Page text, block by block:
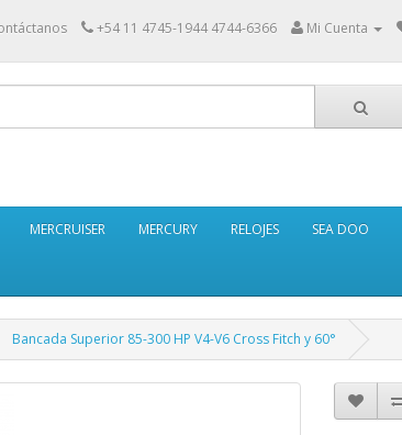
+54 11 4745-1944 4744-6366 Mi Cuenta
MERCRUISER MERCURY RELOJES SEA DOO
Bancada Superior 85-300 HP V4-V6 Cross Fitch y 60°